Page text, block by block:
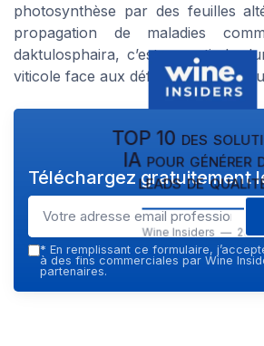
photosynthèse par des feuilles
propagation de maladies
daktulosphaira, c’est garantir la
viticole face aux défis sanitaires
TOP 10 des
IA pour générer
leads de
Wine Insiders — 2026
Téléchargez gratuitement
* En remplissant ce formulaire,
à des fins commerciales par Wine
partenaires.